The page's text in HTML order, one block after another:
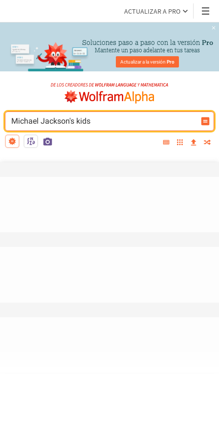
ACTUALIZAR A PRO
Soluciones paso a paso con la versión Pro
Mantente un paso adelante en tus tareas
Actualizar a la versión Pro
Michael Jackson's kids